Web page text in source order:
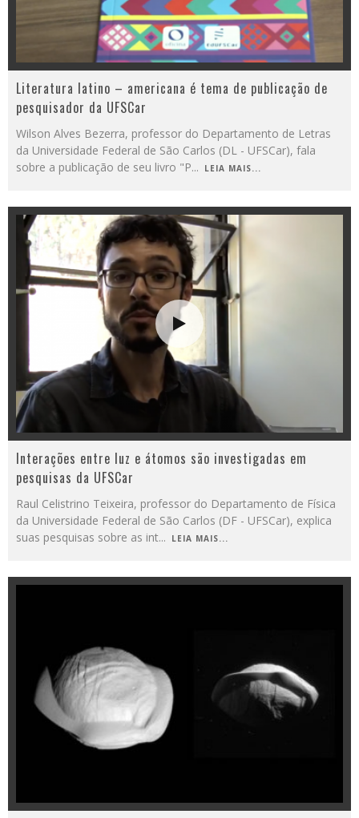
Literatura latino – americana é tema de publicação de
pesquisador da UFSCar
Wilson Alves Bezerra, professor do Departamento de Letras
da Universidade Federal de São Carlos (DL - UFSCar), fala
sobre a publicação de seu livro "P... LEIA MAIS...
Interações entre luz e átomos são investigadas em
pesquisas da UFSCar
Raul Celistrino Teixeira, professor do Departamento de Física
da Universidade Federal de São Carlos (DF - UFSCar), explica
suas pesquisas sobre as int... LEIA MAIS...